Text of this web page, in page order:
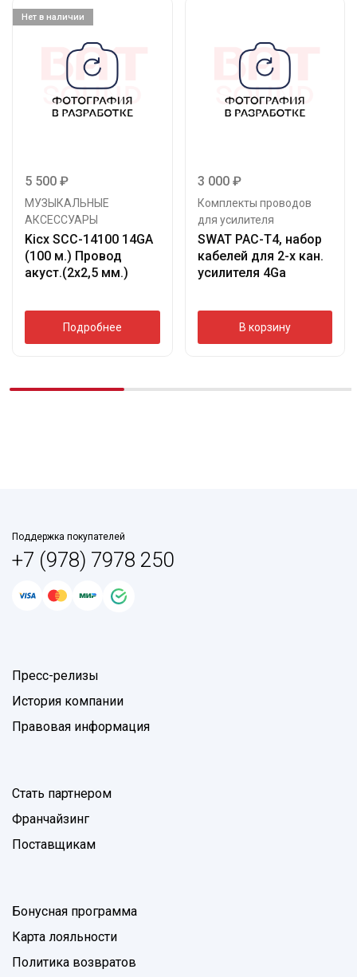
Нет в наличии
5 500 ₽
МУЗЫКАЛЬНЫЕ
АКСЕССУАРЫ
Kicx SCC-14100 14GA
(100 м.) Провод
акуст.(2х2,5 мм.)
Подробнее
3 000 ₽
Комплекты проводов
для усилителя
SWAT PAC-T4, набор
кабелей для 2-х кан.
усилителя 4Ga
В корзину
Поддержка покупателей
+7 (978) 7978 250
Пресс-релизы
История компании
Правовая информация
Стать партнером
Франчайзинг
Поставщикам
Бонусная программа
Карта лояльности
Политика возвратов